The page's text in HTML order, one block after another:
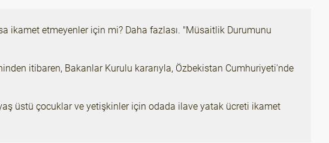
ikamet etmeyenler için mi? Daha fazlası. "Müsaitlik Durumunu
itibaren, Bakanlar Kurulu kararıyla, Özbekistan Cumhuriyeti'nde
üstü çocuklar ve yetişkinler için odada ilave yatak ücreti ikamet